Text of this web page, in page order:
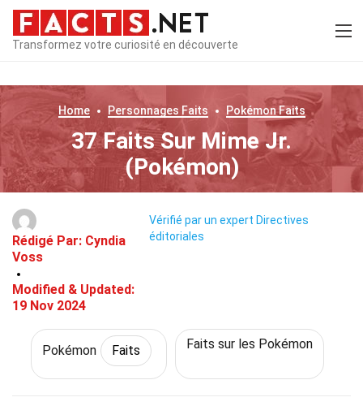
Transformez votre curiosité en découverte
Home Personnages Faits PokémonFaits
37 Faits Sur Mime Jr.
(Pokémon)
Rédigé Par: Cyndia
Voss
Modified & Updated:
19 Nov 2024
Vérifié par un expert Directives
éditoriales
Pokémon Faits Faits sur les Pokémon